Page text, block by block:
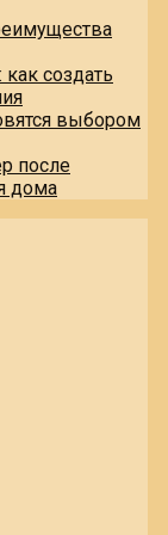
создать
выбором
после
дома